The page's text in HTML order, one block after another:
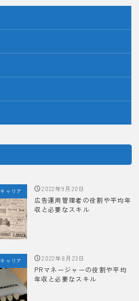
キャリア 2022年9月20日
広告運用管理者の役割や平均年
収と必要なスキル
キャリア 2022年8月23日
PRマネージャーの役割や平均
年収と必要なスキル